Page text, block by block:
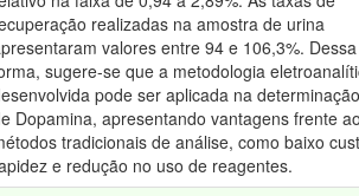
realizadas na amostra de urina
valores entre 94 e 106,3%. Dessa
sugere-se que a metodologia
pode ser aplicada na determinação
Dopamina, apresentando vantagens frente
tradicionais de análise, como baixo
e redução no uso de reagentes.